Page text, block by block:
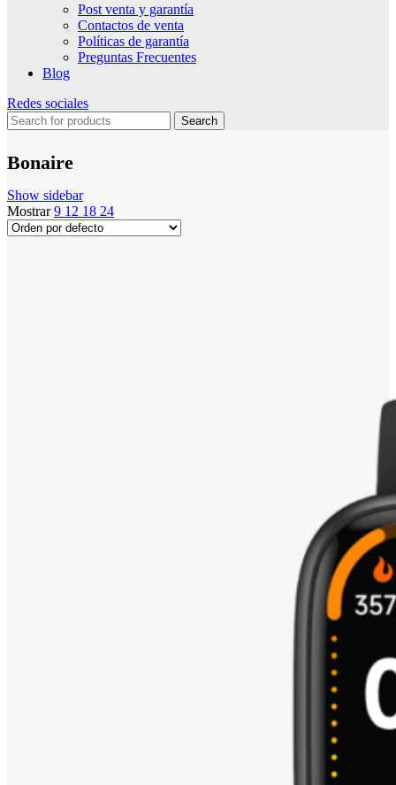
Post venta y garantía
Contactos de venta
Políticas de garantía
Preguntas Frecuentes
Blog
Redes sociales
Search
Bonaire
Show sidebar
Mostrar9 12 18 24